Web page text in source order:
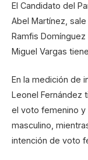
El Candidato del
Abel Martínez,
Ramfis
Miguel Vargas
En la medición de
Leonel Fernández
el voto femenino y
masculino,
intención de voto